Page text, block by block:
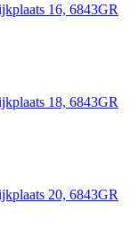
16, 6843GR
18, 6843GR
20, 6843GR